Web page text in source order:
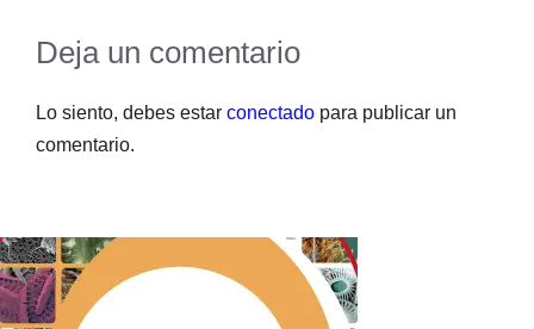
Deja un comentario
Lo siento, debes estar conectado para publicar un
comentario.